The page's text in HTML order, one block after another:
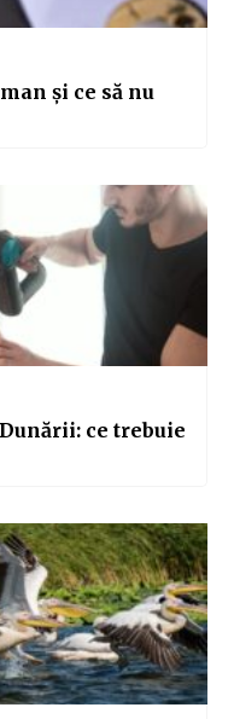
și ce să nu
ce trebuie